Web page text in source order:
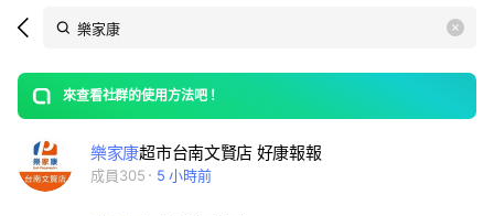
Search
OpenChats
messages
search
area
來查看社群的使用方法吧！
open
樂家康超市台南文賢店 好康報報
成員305 5 小時前